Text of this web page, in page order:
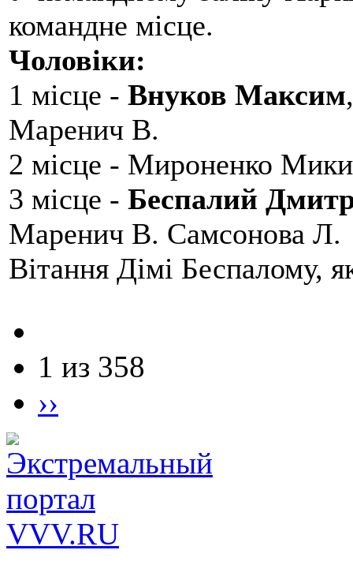
командне місце.
Чоловіки:
1 місце - Внуков Максим
Маренич В.
2 місце - Мироненко
3 місце - Беспалий
Маренич В. Самсонова Л.
Вітання Дімі Беспалому,
1 из 358
››